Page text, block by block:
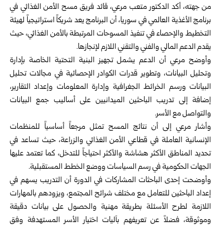
من جهته، أكد الدكتور متعب مرعي، قائد فريق مسح الأمن ‏الغذائي في
برنامج الأغذية العالمي في سوريا، أن البرنامج ‏يعد شريكاً استراتيجياً لهيئة
التخطيط والإحصاء في تنفيذ ‏المسوحات المرتبطة بالأمن الغذائي، حيث
يقدم الدعم المالي ‏والفني والتقني اللازم لإنجازها‎.‎
وأوضح مرعي أن الدعم يشمل تجهيز البنية التحتية الخاصة ‏بإدارة
وتحليل البيانات، وتطوير قدرات الكوادر الإحصائية ‏في مجالات تحليل
البيانات ورسم الخرائط الجغرافية وإدارة ‏المعلومات وإعداد التقارير،
إضافة إلى تدريب الباحثين ‏الميدانيين على أساليب جمع البيانات
والتواصل مع الأسر‎.‎
وأشار مرعي إلى أن نتائج المسح تمثل مرجعاً أساسياً ‏للمنظمات
الإنسانية العاملة في قطاعي الأمن الغذائي ‏والزراعة، حيث تساعد في
تحديد المناطق الأكثر هشاشة ‏والأكثر احتياجاً للتدخل، كما تعتمد عليها
الجهات الحكومية ‏في رسم السياسات ووضع الخطط المستقبلية‎.‎
وأوضحت إحدى الباحثات المشاركات في الدورة أن التدريب ‏يسهم في
إعداد الباحثين للتعامل مع مختلف شرائح المجتمع، ‏ويزودهم بالمهارات
اللازمة لطرح الأسئلة بطريقة مهنية ‏والحصول على بيانات دقيقة
وموثوقة، فضلاً عن تعريفهم ‏بآليات اختيار الأسر المستهدفة وفق